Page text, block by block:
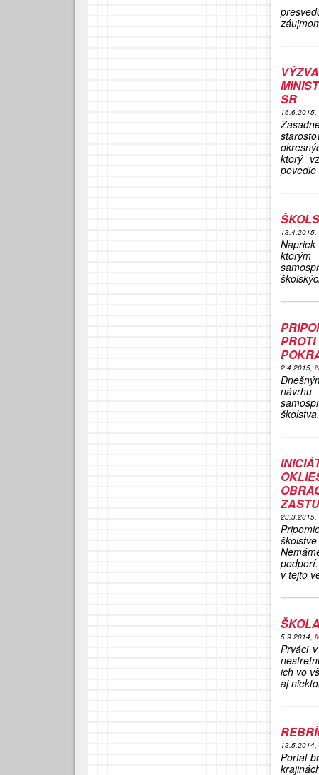
SR
16.6.2015,
ktorý
povedie
13.4.2015,
ktorým
2.4.2015,
školstva.
23.3.2015,
v tejto
5.9.2014,
Prváci
ich vo
aj
13.5.2014,
Portál